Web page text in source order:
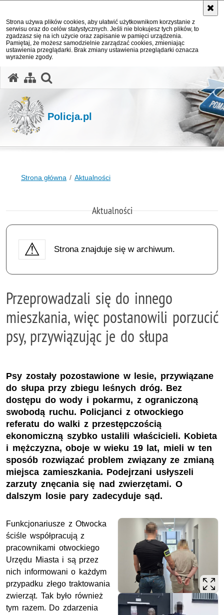
Strona używa plików cookies, aby ułatwić użytkownikom korzystanie z
serwisu oraz do celów statystycznych. Jeśli nie blokujesz tych plików, to
zgadzasz się na ich użycie oraz zapisanie w pamięci urządzenia.
Pamiętaj, że możesz samodzielnie zarządzać cookies, zmieniając
ustawienia przeglądarki. Brak zmiany ustawienia przeglądarki oznacza
wyrażenie zgody.
Policja.pl
Strona główna Aktualności
Aktualności
Strona znajduje się w archiwum.
Przeprowadzali się do innego
mieszkania, więc postanowili porzucić
psy, przywiązując je do słupa
Psy zostały pozostawione w lesie, przywiązane
do słupa przy zbiegu leśnych dróg. Bez
dostępu do wody i pokarmu, z ograniczoną
swobodą ruchu. Policjanci z otwockiego
referatu do walki z przestępczością
ekonomiczną szybko ustalili właścicieli. Kobieta
i mężczyzna, oboje w wieku 19 lat, mieli w ten
sposób rozwiązać problem związany ze zmianą
miejsca zamieszkania. Podejrzani usłyszeli
zarzuty znęcania się nad zwierzętami. O
dalszym losie pary zadecyduje sąd.
Funkcjonariusze z Otwocka
ściśle współpracują z
pracownikami otwockiego
Urzędu Miasta i są przez
nich informowani o każdym
przypadku złego traktowania
zwierząt. Tak było również
tym razem. Do zdarzenia